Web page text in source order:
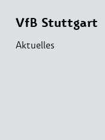
VfB Stuttgart
Aktuelles